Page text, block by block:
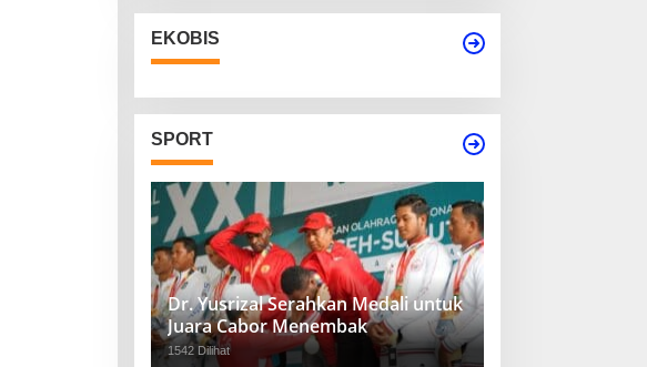
EKOBIS
SPORT
Dr. Yusrizal Serahkan Medali untuk
Juara Cabor Menembak
1542 Dilihat